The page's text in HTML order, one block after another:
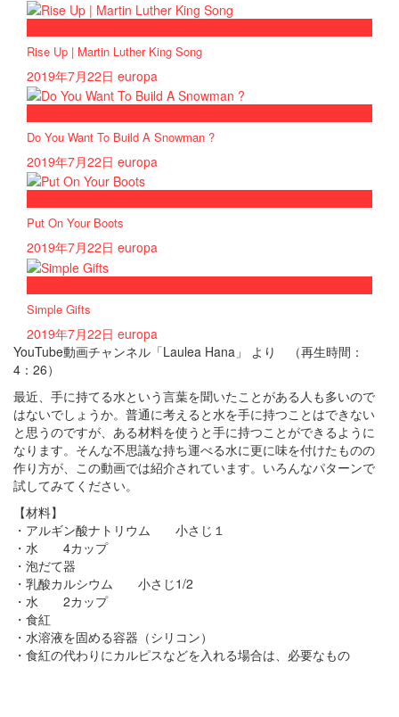
Rise Up | Martin Luther King Song
2019年7月22日 europa
Do You Want To Build A Snowman ?
2019年7月22日 europa
Put On Your Boots
2019年7月22日 europa
Simple Gifts
2019年7月22日 europa
YouTube動画チャンネル「Laulea Hana」 より （再生時間：
4：26）
最近、手に持てる水という言葉を聞いたことがある人も多いので
はないでしょうか。普通に考えると水を手に持つことはできない
と思うのですが、ある材料を使うと手に持つことができるように
なります。そんな不思議な持ち運べる水に更に味を付けたものの
作り方が、この動画では紹介されています。いろんなパターンで
試してみてください。
【材料】
・アルギン酸ナトリウム 小さじ１
・水 4カップ
・泡だて器
・乳酸カルシウム 小さじ1/2
・水 2カップ
・食紅
・水溶液を固める容器（シリコン）
・食紅の代わりにカルピスなどを入れる場合は、必要なもの